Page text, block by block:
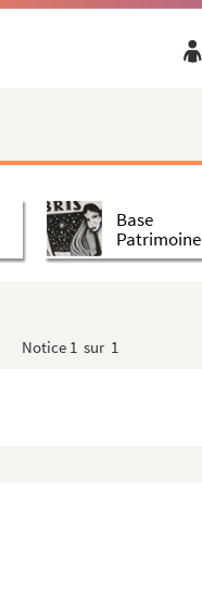
Base
Patrimoine
Notice 1 sur 1